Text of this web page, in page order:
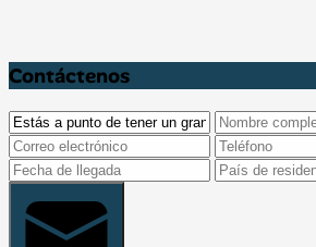
Contáctenos